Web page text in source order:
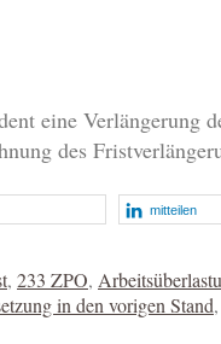
eine Verlängerung
des
mitteilen
, 233 ZPO,
in den vorigen Stand,